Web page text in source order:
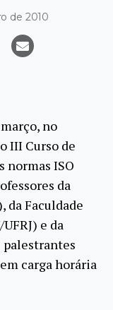
de 2010
no
III Curso de
normas ISO
da
da Faculdade
e da
palestrantes
carga horária